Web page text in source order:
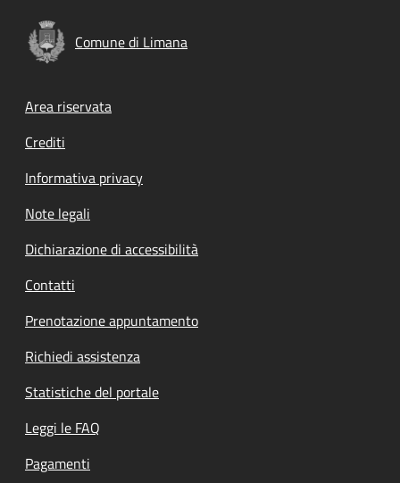
Comune di Limana
Footer menu
Area riservata
Crediti
Informativa privacy
Note legali
Dichiarazione di accessibilità
Contatti
Prenotazione appuntamento
Richiedi assistenza
Statistiche del portale
Leggi le FAQ
Pagamenti